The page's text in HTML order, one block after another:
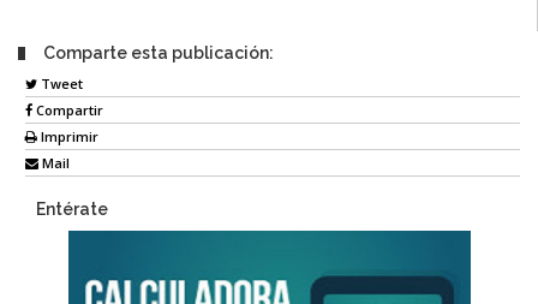
Comparte esta publicación:
Tweet
Compartir
Imprimir
Mail
Entérate